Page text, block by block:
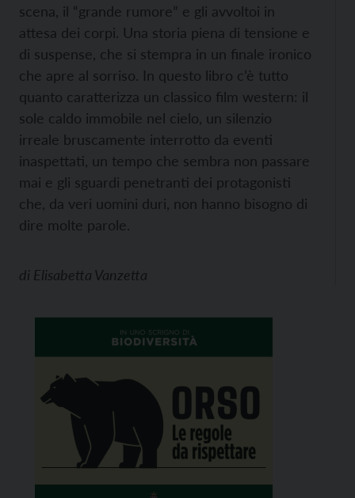
scena, il “grande rumore” e gli avvoltoi in
attesa dei corpi. Una storia piena di tensione e
di suspense, che si stempra in un finale ironico
che apre al sorriso. In questo libro c’è tutto
quanto caratterizza un classico film western: il
sole caldo immobile nel cielo, un silenzio
irreale bruscamente interrotto da eventi
inaspettati, un tempo che sembra non passare
mai e gli sguardi penetranti dei protagonisti
che, da veri uomini duri, non hanno bisogno di
dire molte parole.
di Elisabetta Vanzetta